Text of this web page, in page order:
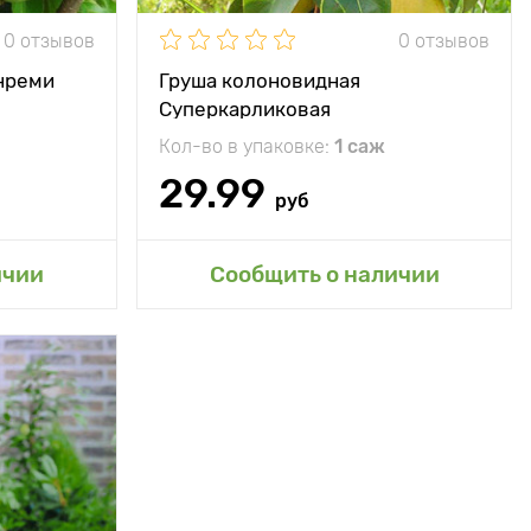
0 отзывов
минус 32°С
0 отзывов
Груша колоновидная
Суперкарликовая
Кол-во в упаковке: 1 саж
29.99 руб
Сообщить о наличии
Добавить в мой сад
вкус с
ароматом
- 200 см
70 - 100 см